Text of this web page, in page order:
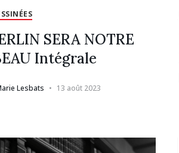
SERA NOTRE
Intégrale
Lesbats 13 août 2023